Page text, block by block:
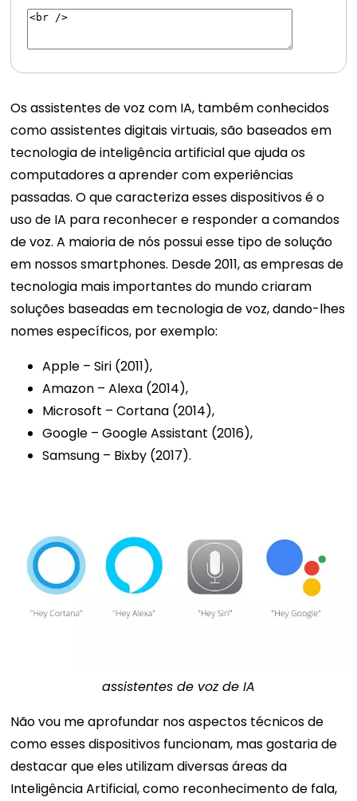
Os assistentes de voz com IA, também conhecidos
como assistentes digitais virtuais, são baseados em
tecnologia de inteligência artificial que ajuda os
computadores a aprender com experiências
passadas. O que caracteriza esses dispositivos é o
uso de IA para reconhecer e responder a comandos
de voz. A maioria de nós possui esse tipo de solução
em nossos smartphones. Desde 2011, as empresas de
tecnologia mais importantes do mundo criaram
soluções baseadas em tecnologia de voz, dando-lhes
nomes específicos, por exemplo:
Apple – Siri (2011),
Amazon – Alexa (2014),
Microsoft – Cortana (2014),
Google – Google Assistant (2016),
Samsung – Bixby (2017).
assistentes de voz de IA
Não vou me aprofundar nos aspectos técnicos de
como esses dispositivos funcionam, mas gostaria de
destacar que eles utilizam diversas áreas da
Inteligência Artificial, como reconhecimento de fala,